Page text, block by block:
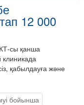
12 000
сы қанша
қабылдауға және
бойынша